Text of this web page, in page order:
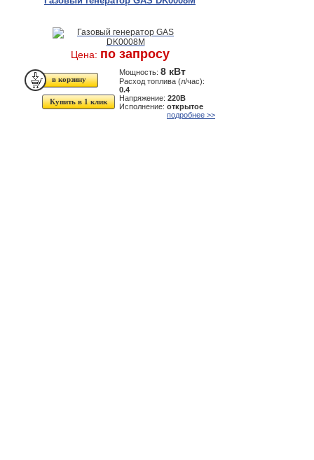
Цена: по запросу
Купить в 1 клик
Мощность: 8 кВт
Расход топлива (л/час):
0.4
Напряжение: 220В
Исполнение: открытое
подробнее >>